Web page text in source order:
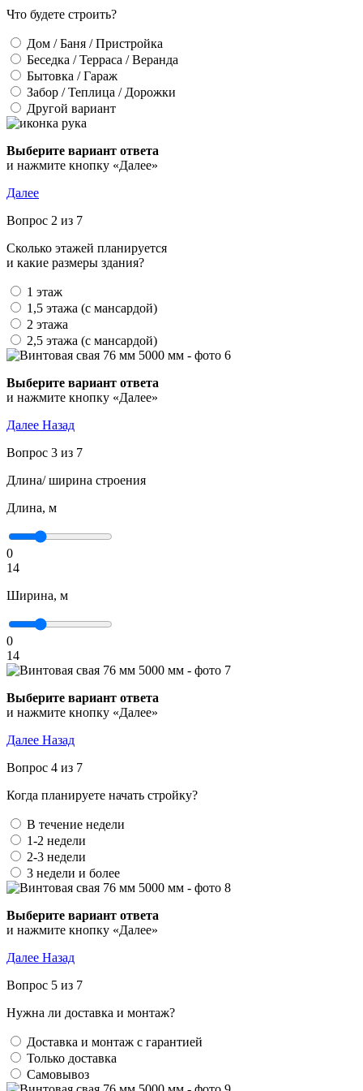
Что будете строить?
Дом / Баня / Пристройка
Беседка / Терраса / Веранда
Бытовка / Гараж
Забор / Теплица / Дорожки
Другой вариант
Выберите вариант ответа
и нажмите кнопку «Далее»
Далее
Вопрос 2 из 7
Сколько этажей планируется
и какие размеры здания?
1 этаж
1,5 этажа (с мансардой)
2 этажа
2,5 этажа (с мансардой)
Выберите вариант ответа
и нажмите кнопку «Далее»
Далее Назад
Вопрос 3 из 7
Длина/ ширина строения
Длина, м
0
14
Ширина, м
0
14
Выберите вариант ответа
и нажмите кнопку «Далее»
Далее Назад
Вопрос 4 из 7
Когда планируете начать стройку?
В течение недели
1-2 недели
2-3 недели
3 недели и более
Выберите вариант ответа
и нажмите кнопку «Далее»
Далее Назад
Вопрос 5 из 7
Нужна ли доставка и монтаж?
Доставка и монтаж с гарантией
Только доставка
Самовывоз